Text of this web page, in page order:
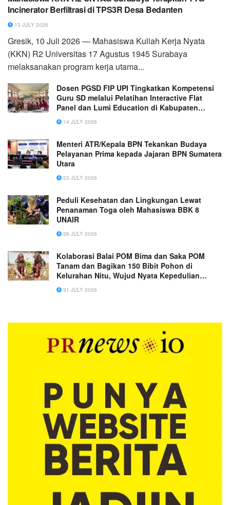
Incinerator Berfiltrasi di TPS3R Desa Bedanten
13 JULY 2026
Gresik, 10 Juli 2026 — Mahasiswa Kuliah Kerja Nyata
(KKN) R2 Universitas 17 Agustus 1945 Surabaya
melaksanakan program kerja utama...
Dosen PGSD FIP UPI Tingkatkan Kompetensi
Guru SD melalui Pelatihan Interactive Flat
Panel dan Lumi Education di Kabupaten
Bandung
14 JULY 2026
Menteri ATR/Kepala BPN Tekankan Budaya
Pelayanan Prima kepada Jajaran BPN Sumatera
Utara
23 JULY 2026
Peduli Kesehatan dan Lingkungan Lewat
Penanaman Toga oleh Mahasiswa BBK 8
UNAIR
26 JULY 2026
Kolaborasi Balai POM Bima dan Saka POM
Tanam dan Bagikan 150 Bibit Pohon di
Kelurahan Nitu, Wujud Nyata Kepedulian
terhadap Lingkungan
31 JULY 2026